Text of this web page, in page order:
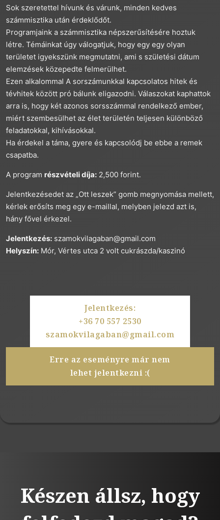
Sok szeretettel hívunk és várunk, minden kedves
számmisztika után érdeklődőt.
Programjaink a számmisztika népszerűsítésére hoztuk
létre. Témáinkat úgy válogatjuk, hogy egy egy olyan
területet igyekszünk megmutatni, ami s születési dátum
elemzések közepedte felmerülhet.
Ezen alkalommal A sorszámunkkal kapcsolatos hitek és
tévhitek között pró bálunk eligazodni. Válaszokat kaphattok
arra is, hogy két azonos sorsszámmal rendelkező ember,
miért szembesülhet az élet területén teljesen különböző
feladatokkal, kihívásokkal.
Ha érdekel a táma, gyere és kapcsolódj be ebbe a remek
csapatba.
A program részvételi díja: 2,500 forint.
Jelentkezésedet az „Ott leszek” gomb megnyomása mellett,
kérlek erősíts meg egy e-maillal, melyben jelezd azt is,
hány fővel érkezel.
Jelentkezés: szamokvilagaban@gmail.com
Helyszín: Mór, Vértes utca 2 volt cukrászda/kaszinó
Jelentkezés:
+36 70 557 2530
szamokvilagaban@gmail.com
Erre az eseményre már nem
lehet jelentkezni :(
Készen állsz, hogy